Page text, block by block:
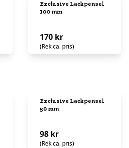
Exclusive Lackpensel
100 mm
170 kr
(Rek ca. pris)
Exclusive Lackpensel
50 mm
98 kr
(Rek ca. pris)